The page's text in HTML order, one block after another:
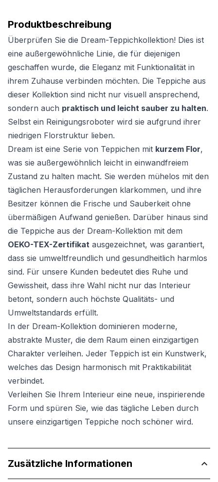
Produktbeschreibung
Überprüfen Sie die Dream-Teppichkollektion! Dies ist
eine außergewöhnliche Linie, die für diejenigen
geschaffen wurde, die Eleganz mit Funktionalität in
ihrem Zuhause verbinden möchten. Die Teppiche aus
dieser Kollektion sind nicht nur visuell ansprechend,
sondern auch praktisch und leicht sauber zu halten.
Selbst ein Reinigungsroboter wird sie aufgrund ihrer
niedrigen Florstruktur lieben.
Dream ist eine Serie von Teppichen mit kurzem Flor,
was sie außergewöhnlich leicht in einwandfreiem
Zustand zu halten macht. Sie werden mühelos mit den
täglichen Herausforderungen klarkommen, und ihre
Besitzer können die Frische und Sauberkeit ohne
übermäßigen Aufwand genießen. Darüber hinaus sind
die Teppiche aus der Dream-Kollektion mit dem
OEKO-TEX-Zertifikat ausgezeichnet, was garantiert,
dass sie umweltfreundlich und gesundheitlich harmlos
sind. Für unsere Kunden bedeutet dies Ruhe und
Gewissheit, dass ihre Wahl nicht nur das Interieur
betont, sondern auch höchste Qualitäts- und
Umweltstandards erfüllt.
In der Dream-Kollektion dominieren moderne,
abstrakte Muster, die dem Raum einen einzigartigen
Charakter verleihen. Jeder Teppich ist ein Kunstwerk,
welches das Design harmonisch mit Praktikabilität
verbindet.
Verleihen Sie Ihrem Interieur eine neue, inspirierende
Form und spüren Sie, wie das tägliche Leben durch
unsere einzigartigen Teppiche noch schöner wird.
Zusätzliche Informationen